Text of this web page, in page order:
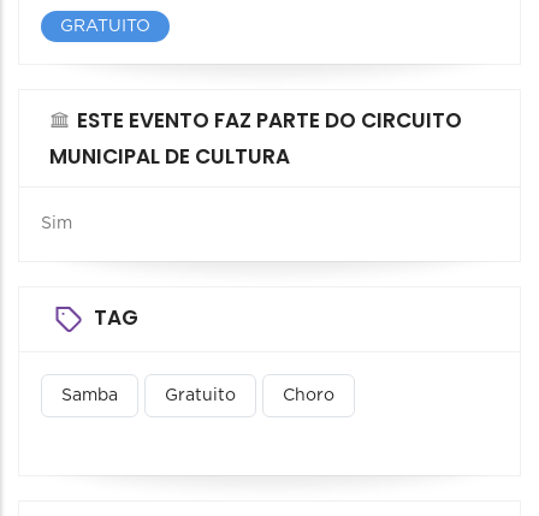
GRATUITO
ESTE EVENTO FAZ PARTE DO CIRCUITO
MUNICIPAL DE CULTURA
Sim
TAG
Samba Gratuito Choro